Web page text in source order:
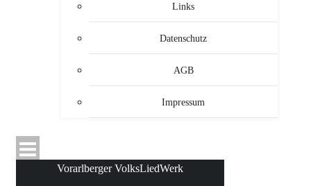
Links
Datenschutz
AGB
Impressum
Vorarlberger VolksLiedWerk